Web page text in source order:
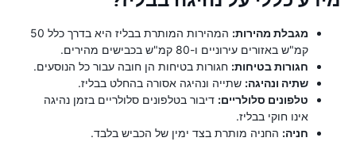
מגבלת מהירות:
המהירות המותרת בבליז היא בדרך כלל 50
קמ"ש באזורים עירוניים ו-80 קמ"ש בכבישים מהירים.
חגורות בטיחות: חגורות בטיחות הן חובה עבור כל הנוסעים.
שתיה ונהיגה: שתייה ונהיגה אסורה בהחלט בבליז.
טלפונים סלולריים: דיבור בטלפונים סלולריים בזמן נהיגה
אינו חוקי בבליז.
חניה: החניה מותרת בצד ימין של הכביש בלבד.